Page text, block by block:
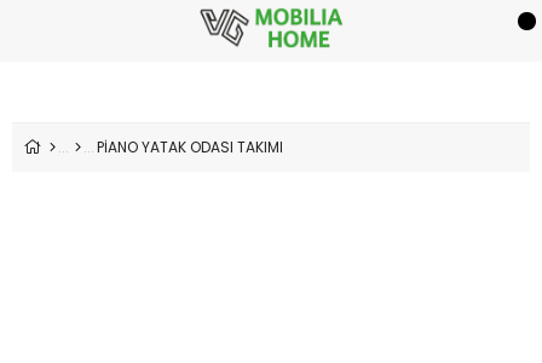
PİANO YATAK ODASI TAKIMI